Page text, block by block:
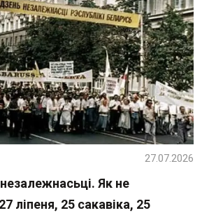
Як не
ліпеня, 25 сакавіка, 25
27.07.2026